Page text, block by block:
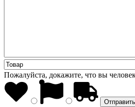
Пожалуйста, докажите, что вы